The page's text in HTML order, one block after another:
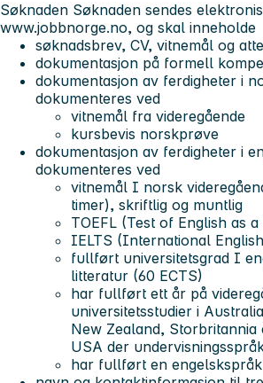
Søknaden Søknaden sendes
www.jobbnorge.no, og skal inneholde
søknadsbrev, CV, vitnemål og
dokumentasjon på formell
dokumentasjon av ferdigheter i
dokumenteres ved
vitnemål fra videregående
kursbevis norskprøve
dokumentasjon av ferdigheter i
dokumenteres ved
vitnemål I norsk
timer), skriftlig og muntlig
TOEFL (Test of English as
IELTS (International
fullført universitetsgrad I
litteratur (60 ECTS)
har fullført ett år på
universitetsstudier i
New Zealand, Storbritannia
USA der
har fullført en